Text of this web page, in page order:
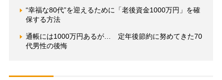
“幸福な80代”を迎えるために「老後資金1000万円」を確
保する方法
通帳には1000万円あるが… 定年後節約に努めてきた70
代男性の後悔